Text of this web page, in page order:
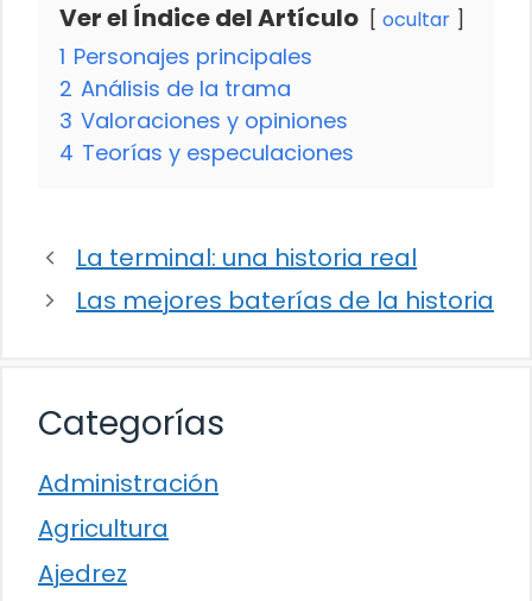
Ver el Índice del Artículo ocultar
1 Personajes principales
2 Análisis de la trama
3 Valoraciones y opiniones
4 Teorías y especulaciones
La terminal: una historia real
Las mejores baterías de la historia
Categorías
Administración
Agricultura
Ajedrez